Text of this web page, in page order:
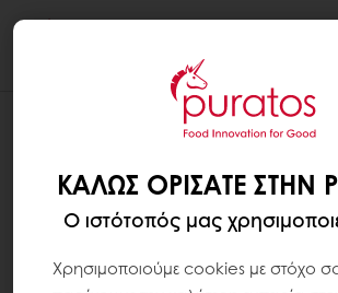
ΚΑΛΏΣ ΟΡΊΣΑΤΕ ΣΤΗΝ
Ο ιστότοπός μας
Χρησιμοποιούμε cookies με στόχο